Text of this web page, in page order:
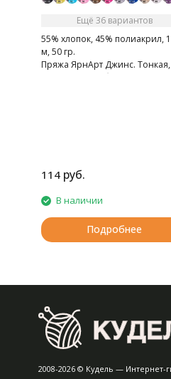
Ещё 36 вариантов
55% хлопок, 45% полиакрил,
м, 50 гр.
Пряжа ЯрнАрт Джинс. Тонкая,
мягкая, слегка бархатистая
114 руб.
В наличии
Подробнее
2008-2026 © Кудель — Интернет-